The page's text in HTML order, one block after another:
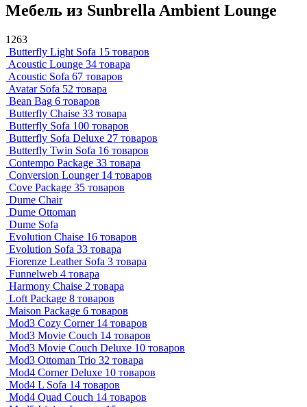
Мебель из Sunbrella Ambient Lounge
1263
Butterfly Light Sofa 15 товаров
Acoustic Lounge 34 товара
Acoustic Sofa 67 товаров
Avatar Sofa 52 товара
Bean Bag 6 товаров
Butterfly Chaise 33 товара
Butterfly Sofa 100 товаров
Butterfly Sofa Deluxe 27 товаров
Butterfly Twin Sofa 16 товаров
Contempo Package 33 товара
Conversion Lounger 14 товаров
Cove Package 35 товаров
Dume Chair
Dume Ottoman
Dume Sofa
Evolution Chaise 16 товаров
Evolution Sofa 33 товара
Fiorenze Leather Sofa 3 товара
Funnelweb 4 товара
Harmony Chaise 2 товара
Loft Package 8 товаров
Maison Package 6 товаров
Mod3 Cozy Corner 14 товаров
Mod3 Movie Couch 14 товаров
Mod3 Movie Couch Deluxe 10 товаров
Mod3 Ottoman Trio 32 товара
Mod4 Corner Deluxe 10 товаров
Mod4 L Sofa 14 товаров
Mod4 Quad Couch 14 товаров